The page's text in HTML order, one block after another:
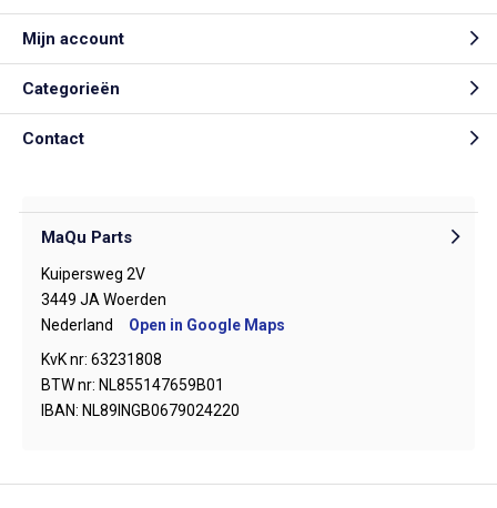
Mijn account
Categorieën
Contact
MaQu Parts
Kuipersweg 2V
3449 JA Woerden
Nederland
Open in Google Maps
KvK nr: 63231808
BTW nr: NL855147659B01
IBAN: NL89INGB0679024220